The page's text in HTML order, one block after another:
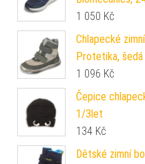
1 050 Kč
Chlapecké
Protetika,
1 096 Kč
Čepice
1/3let
134 Kč
Dětské zimní